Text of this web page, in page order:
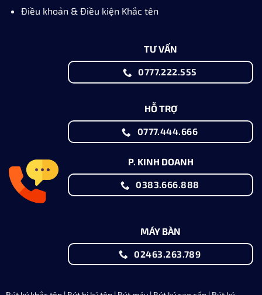
Điều khoản & Điều kiện Khắc tên
TƯ VẤN
0777.222.555
HỖ TRỢ
0777.444.666
P. KINH DOANH
0383.666.888
MÁY BÀN
02463.263.789